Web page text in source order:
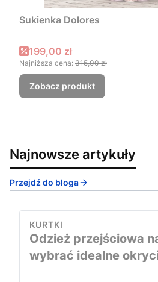
Sukienka Dolores
Cena promocyjna
199,00 zł
Najniższa cena: 315,00 zł
Zobacz produkt
Najnowsze artykuły
Przejdź do bloga
KURTKI
Odzież przejściowa
wybrać idealne